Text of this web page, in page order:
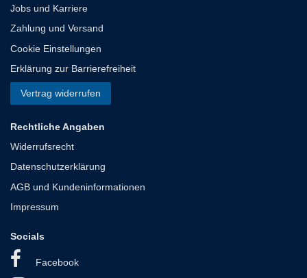
Jobs und Karriere
Zahlung und Versand
Cookie Einstellungen
Erklärung zur Barrierefreiheit
Vertrag widerrufen
Rechtliche Angaben
Widerrufsrecht
Datenschutzerklärung
AGB und Kundeninformationen
Impressum
Socials
Facebook